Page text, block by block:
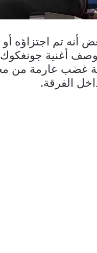
أنه تم
الفرقة.